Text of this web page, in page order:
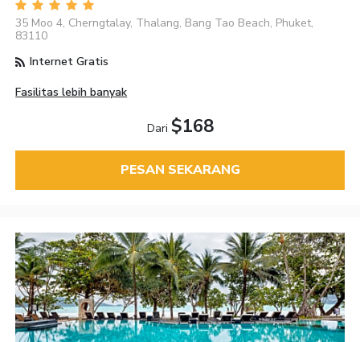
35 Moo 4, Cherngtalay, Thalang, Bang Tao Beach, Phuket,
83110
Internet Gratis
Fasilitas lebih banyak
Dari $168
PESAN SEKARANG